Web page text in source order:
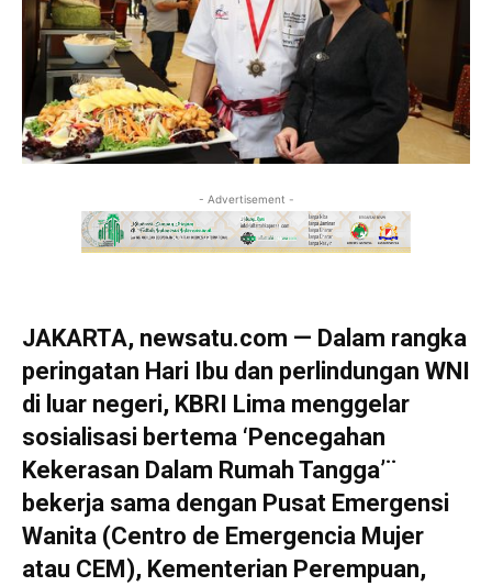
- Advertisement -
JAKARTA, newsatu.com — Dalam rangka
peringatan Hari Ibu dan perlindungan WNI
di luar negeri, KBRI Lima menggelar
sosialisasi bertema ‘Pencegahan
Kekerasan Dalam Rumah Tangga’¨
bekerja sama dengan Pusat Emergensi
Wanita (Centro de Emergencia Mujer
atau CEM), Kementerian Perempuan,